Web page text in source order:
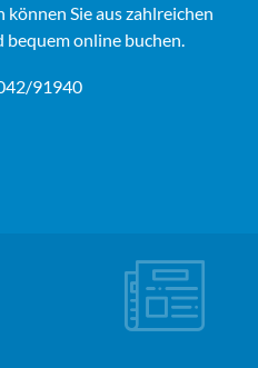
Sie aus zahlreichen
online buchen.
91940